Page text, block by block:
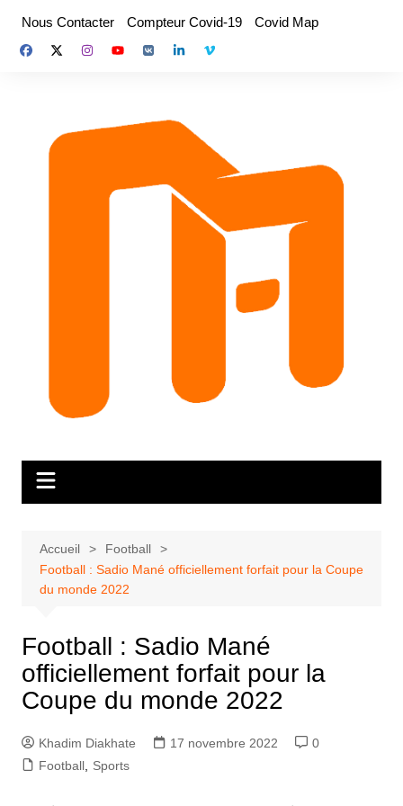
contenu
Nous Contacter Compteur Covid-19 Covid Map
Accueil
Football
Football : Sadio Mané officiellement forfait pour la Coupe
du monde 2022
Football : Sadio Mané
officiellement forfait pour la
Coupe du monde 2022
Khadim Diakhate 17 novembre 2022
0
Football, Sports